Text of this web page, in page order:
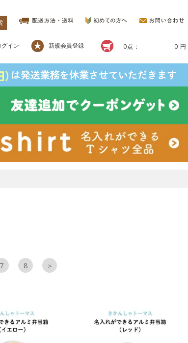
0点： 0 円
グイン 新規会員登録
7 8 ＞